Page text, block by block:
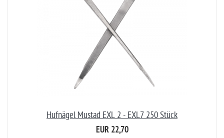
Hufnägel Mustad EXL 2 - EXL7 250 Stück
EUR 22,70